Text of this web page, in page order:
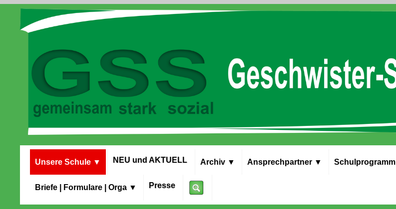
Unsere Schule ▼ NEU und AKTUELL Archiv ▼ Ansprech­partner ▼ Schul­programm
Briefe | Formulare | Orga ▼ Presse